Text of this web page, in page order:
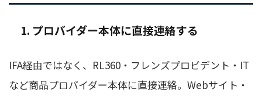
1. プロバイダー本体に直接連絡する
IFA経由ではなく、RL360・フレンズプロビデント・IT
など商品プロバイダー本体に直接連絡。Webサイト・